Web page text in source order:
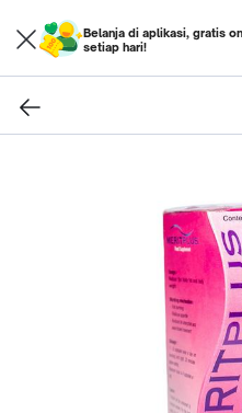
Belanja di aplikasi, gratis
setiap hari!